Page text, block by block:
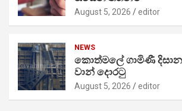
August 5, 2026 editor
NEWS
කොත්මලේ ගාමිණී
වාන් දොරටු
August 5, 2026 editor